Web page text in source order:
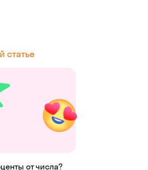
статье
от числа?